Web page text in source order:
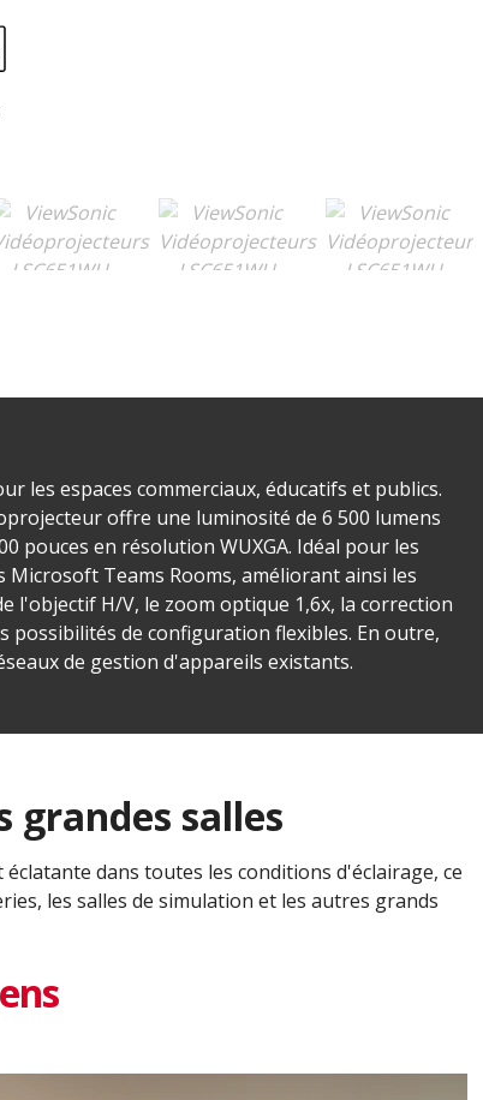
les espaces commerciaux, éducatifs et publics.
offre une luminosité de 6 500 lumens
pouces en résolution WUXGA. Idéal pour les
Teams Rooms, améliorant ainsi les
l'objectif H/V, le zoom optique 1,6x, la correction
possibilités de configuration flexibles. En outre,
de gestion d'appareils existants.
grandes salles
dans toutes les conditions d'éclairage, ce
les salles de simulation et les autres grands